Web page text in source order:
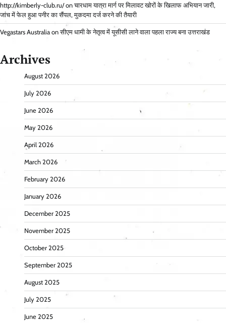
http://kimberly-club.ru/onचारधाम यात्रा मार्ग पर मिलावट खोरों के खिलाफ अभियान जारी,
जांच में फेल हुआ पनीर का सैंपल, मुकदमा दर्ज करने की तैयारी
Vegastars Australia onसीएम धामी के नेतृत्व में यूसीसी लाने वाला पहला राज्य बना उत्तराखंड
Archives
August 2026
July 2026
June 2026
May 2026
April 2026
March 2026
February 2026
January 2026
December 2025
November 2025
October 2025
September 2025
August 2025
July 2025
June 2025